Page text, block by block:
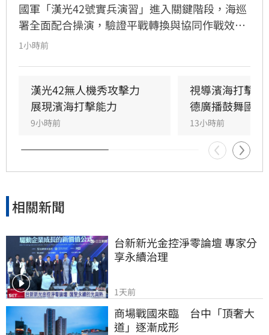
國軍「漢光42號實兵演習」進入關鍵階段，海巡
署全面配合操演，驗證平戰轉換與協同作戰效
能。海委會主委管碧玲親赴台北港與左營軍港視
1小時前
漢光42無人機秀攻擊力
展現濱海打擊能力
9小時前
視導濱海打擊
德廣播鼓舞國軍
13小時前
相關新聞
台新新光金控淨零論壇 專家分
享永續治理
1天前
商場戰國來臨　台中「頂奢大
道」逐漸成形